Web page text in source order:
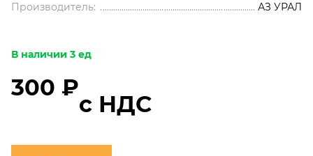
Производитель:
АЗ УРАЛ
В наличии 3 ед
300 ₽
с НДС